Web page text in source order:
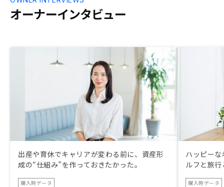
オーナーインタビュー
出産や育休でキャリアが変わる前に、資産形
成の“仕組み”を作っておきたかった。
購入時データ
ハッピー
ルフと旅
購入時データ